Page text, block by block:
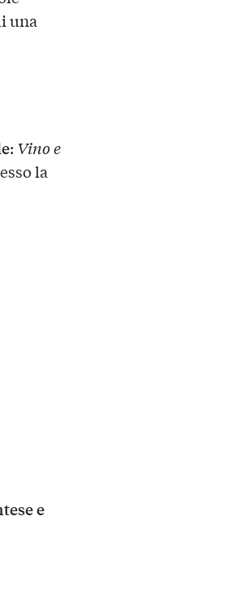
una
: Vino e
la
e